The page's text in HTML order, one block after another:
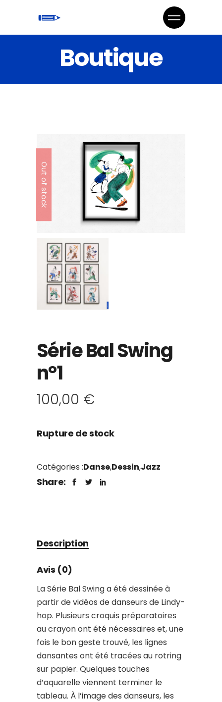
Boutique
Out of stock
Série Bal Swing
n°1
100,00 €
Rupture de stock
Catégories :Danse,Dessin,Jazz
Share:
Description
Avis (0)
La Série Bal Swing a été dessinée à
partir de vidéos de danseurs de Lindy-
hop. Plusieurs croquis préparatoires
au crayon ont été nécessaires et, une
fois le bon geste trouvé, les lignes
dansantes ont été tracées au rotring
sur papier. Quelques touches
d’aquarelle viennent terminer le
tableau. À l’image des danseurs, les